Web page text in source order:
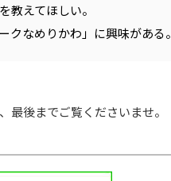
を教えてほしい。
クなめりかわ」に興味がある。
最後までご覧くださいませ。